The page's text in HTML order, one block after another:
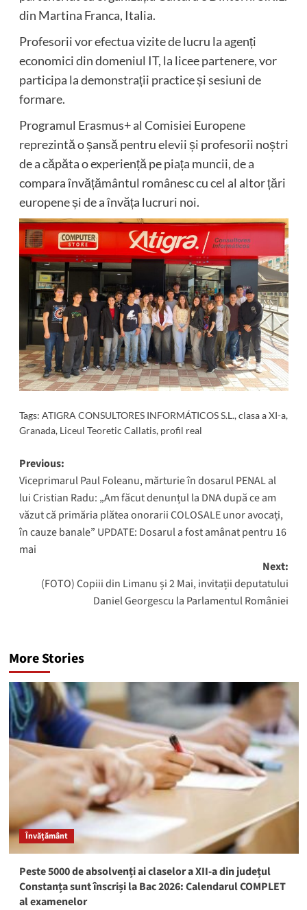
din Martina Franca, Italia.
Profesorii vor efectua vizite de lucru la agenți
economici din domeniul IT, la licee partenere, vor
participa la demonstrații practice și sesiuni de
formare.
Programul Erasmus+ al Comisiei Europene
reprezintă o șansă pentru elevii și profesorii noștri
de a căpăta o experiență pe piața muncii, de a
compara învățământul românesc cu cel al altor țări
europene și de a învăța lucruri noi.
Tags: ATIGRA CONSULTORES INFORMÁTICOS S.L.,clasa a XI-a,
Granada, Liceul Teoretic Callatis, profil real
Post
navigation
Previous:
Viceprimarul Paul Foleanu, mărturie în dosarul PENAL al
lui Cristian Radu: „Am făcut denunțul la DNA după ce am
văzut că primăria plătea onorarii COLOSALE unor avocați,
în cauze banale” UPDATE: Dosarul a fost amânat pentru 16
mai
Next:
(FOTO) Copiii din Limanu și 2 Mai, invitații deputatului
Daniel Georgescu la Parlamentul României
More Stories
Învățământ
Peste 5000 de absolvenți ai claselor a XII-a din județul
Constanța sunt înscriși la Bac 2026: Calendarul COMPLET
al examenelor